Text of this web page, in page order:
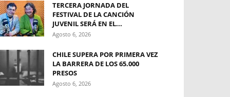
TERCERA JORNADA DEL
FESTIVAL DE LA CANCIÓN
JUVENIL SERÁ EN EL...
Agosto 6, 2026
CHILE SUPERA POR PRIMERA VEZ
LA BARRERA DE LOS 65.000
PRESOS
Agosto 6, 2026